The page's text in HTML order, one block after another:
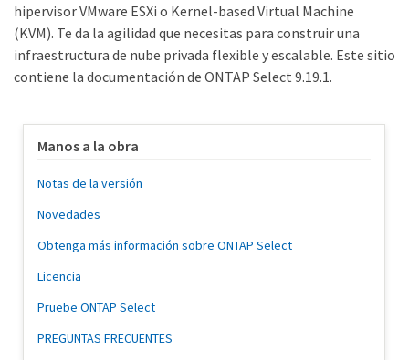
hipervisor VMware ESXi o Kernel-based Virtual Machine
(KVM). Te da la agilidad que necesitas para construir una
infraestructura de nube privada flexible y escalable. Este sitio
contiene la documentación de ONTAP Select 9.19.1.
Manos a la obra
Notas de la versión
Novedades
Obtenga más información sobre ONTAP Select
Licencia
Pruebe ONTAP Select
PREGUNTAS FRECUENTES